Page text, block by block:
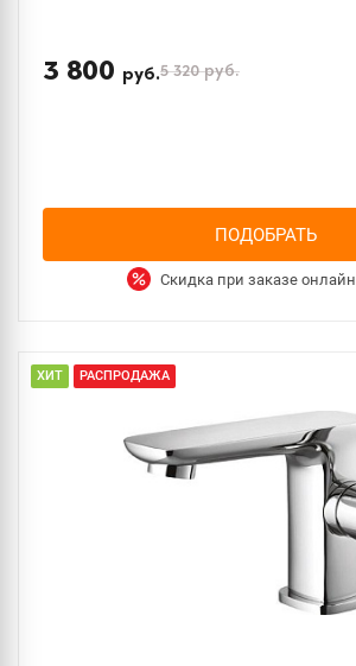
3 800 руб.5 320руб.
ПОДОБРАТЬ
Скидка при заказе онлайн
ХИТ РАСПРОДАЖА